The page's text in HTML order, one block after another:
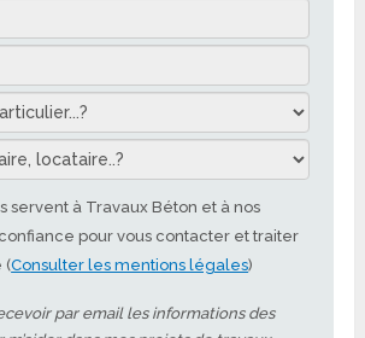
servent à Travaux Béton et à nos
pour vous contacter et traiter
(Consulter les mentions légales)
par email les informations des